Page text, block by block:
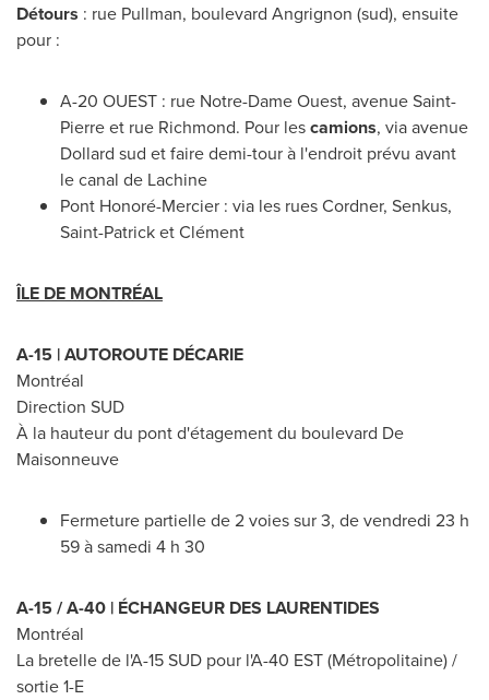
Détours : rue Pullman, boulevard Angrignon (sud), ensuite
pour :
A-20 OUEST : rue Notre-Dame Ouest, avenueSaint-
Pierreet rue Richmond. Pour lescamions, via avenue
Dollard sud et faire demi-tour à l'endroit prévu avant
le canal de Lachine
Pont Honoré-Mercier : via les rues Cordner, Senkus,
Saint-Patrick et Clément
ÎLE DE MONTRÉAL
A-15 | AUTOROUTE DÉCARIE
Montréal
Direction SUD
À la hauteur du pont d'étagement du boulevard De
Maisonneuve
Fermeture partielle de 2 voies sur 3, de vendredi 23 h
59 à samedi 4 h 30
A-15 / A-40 | ÉCHANGEUR DES LAURENTIDES
Montréal
La bretelle de l'A-15 SUD pour l'A-40 EST (Métropolitaine) /
sortie 1-E